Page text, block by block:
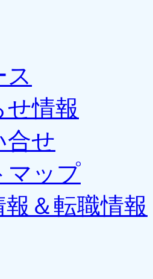
ス
せ情報
合せ
マップ
＆転職情報